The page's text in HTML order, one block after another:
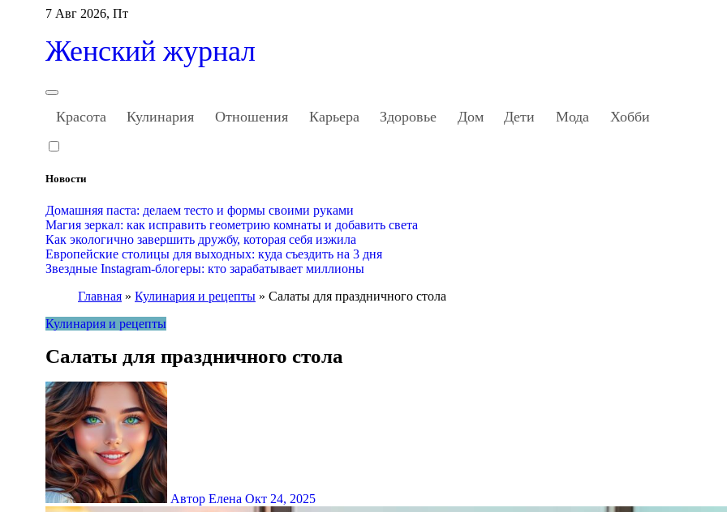
Перейти
содержанию
7 Авг 2026, Пт
Женский журнал
Красота Кулинария Отношения Карьера Здоровье Дом Дети Мода Хобби
Новости
Домашняя паста: делаем тесто и формы своими руками
Магия зеркал: как исправить геометрию комнаты и добавить света
Как экологично завершить дружбу, которая себя изжила
Европейские столицы для выходных: куда съездить на 3 дня
Звездные Instagram-блогеры: кто зарабатывает миллионы
Главная » Кулинария и рецепты » Салаты для праздничного стола
Кулинария и рецепты
Салаты для праздничного стола
Автор Елена Окт 24, 2025